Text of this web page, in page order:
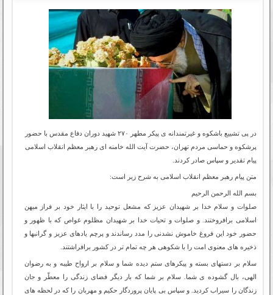
در پی تشییع باشکوه و غیرتمندانه ی پیکر مطهر ۲۷۰ شهید دوران دفاع مقدس با حضور
پرشکوه و حماسی مردم تهران، حضرت آیت الله خامنه ای رهبر معظم انقلاب اسلامی
پیام تقدیر و سپاس صادر کردند.
متن پیام رهبر معظم انقلاب اسلامی به شرح زیر است:
بسم الله الرحمن الرحیم
صلوات و سلام خدا بر شهیدان عزیز که مشعل توحید را با ایثار خود بر فراز میهن
اسلامی برافروختند. و صلوات و تحیات خدا بر شهیدان مظلوم غواص که با ظهور و
حضور خود این فروغ خاموش نشدنی را مدد رساندند و پرچم یادهای عزیز و گرانبها و
ذخیره های معنوی امت را با شکوهی هر چه تمام تر در کشور برافراشتند.
سلام بر دستهای بسته و پیکرهای ستم دیده شما و سلام بر ارواح طیبه و به رضوان
الهی، بال گشوده ی شما. سلام بر شما که بار دیگر فضای زندگی را معطّر و جان
زندگان را سیراب کردید. و سپاس بی پایان پروردگار حکیم و مهربان را که در لحظه های